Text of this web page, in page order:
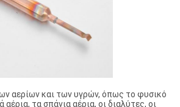
αερίων και των υγρών, όπως το φυσικό
αέρια, τα σπάνια αέρια, οι διαλύτες, οι